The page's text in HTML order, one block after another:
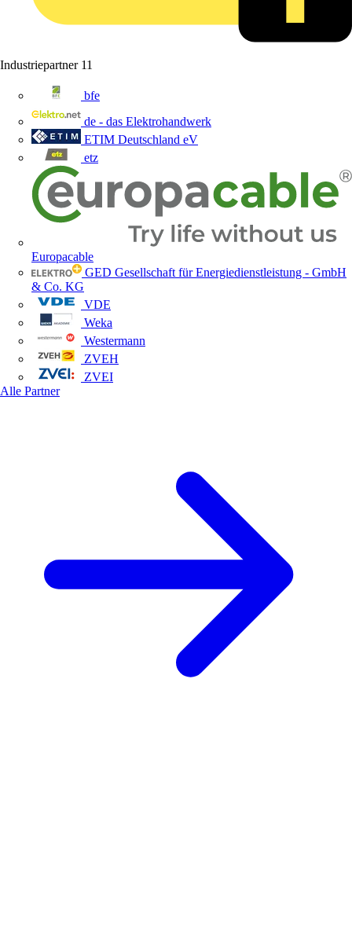
Industriepartner 11
bfe
de - das Elektrohandwerk
ETIM Deutschland eV
etz
Europacable
GED Gesellschaft für Energiedienstleistung - GmbH
& Co. KG
VDE
Weka
Westermann
ZVEH
ZVEI
Alle Partner